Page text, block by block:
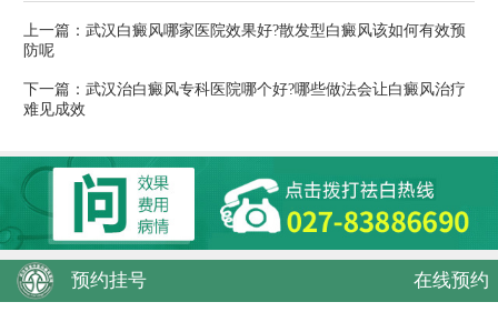
上一篇： 武汉白癜风哪家医院效果好?散发型白癜风该如何有效预
防呢
下一篇： 武汉治白癜风专科医院哪个好?哪些做法会让白癜风治疗
难见成效
预约挂号 在线预约